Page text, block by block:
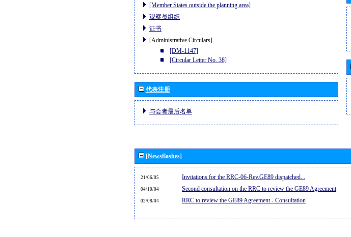
[Member States outside the planning area]
观察员组织
证书
[Administrative Circulars]
[DM-1147]
[Circular Letter No. 38]
代表注册
与会者最后名单
[Newsflashes]
21/06/05 Invitations for the RRC-06-Rev.GE89 dispatched...
04/10/04 Second consultation on the RRC to review the GE89 Agreement
02/08/04 RRC to review the GE89 Agreement - Consultation